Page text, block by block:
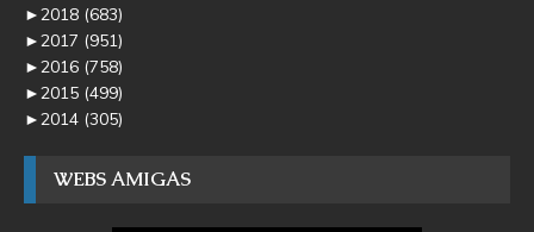
►2018 (683)
►2017 (951)
►2016 (758)
►2015 (499)
►2014 (305)
WEBS AMIGAS